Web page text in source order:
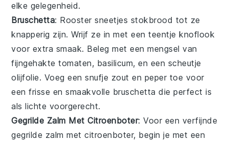
elke gelegenheid.
Bruschetta: Rooster sneetjes stokbrood tot ze
knapperig zijn. Wrijf ze in met een teentjeknoflook
voor extra smaak. Beleg met een mengsel van
fijngehaktetomaten, basilicum, en een scheutje
olijfolie. Voeg een snufje zout en peper toe voor
een frisse en smaakvolle bruschetta die perfect is
als lichte voorgerecht.
Gegrilde Zalm Met Citroenboter: Voor een verfijnde
gegrilde zalm met citroenboter, begin je met een